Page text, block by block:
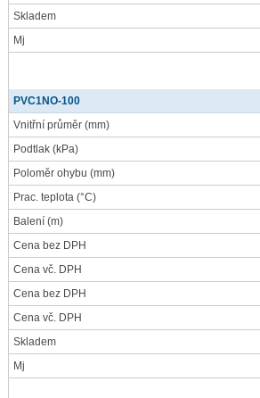
Skladem
Mj
PVC1NO-100
Vnitřní průměr (mm)
Podtlak (kPa)
Poloměr ohybu (mm)
Prac. teplota (°C)
Balení (m)
Cena bez DPH
Cena vč. DPH
Cena bez DPH
Cena vč. DPH
Skladem
Mj